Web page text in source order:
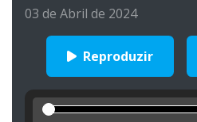
03 de Abril de 2024
Reproduzir